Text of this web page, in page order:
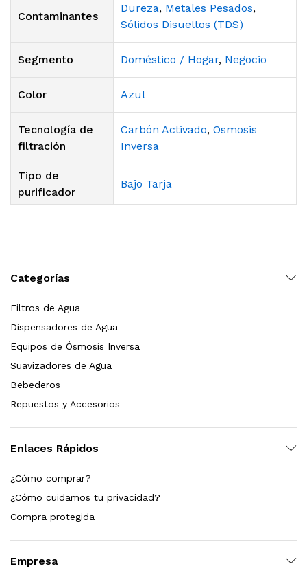
Contaminantes
Dureza, Metales Pesados,
Sólidos Disueltos (TDS)
Segmento Doméstico / Hogar, Negocio
Color Azul
Tecnología de
filtración
Carbón Activado, Osmosis
Inversa
Tipo de
purificador
Bajo Tarja
Categorías
Filtros de Agua
Dispensadores de Agua
Equipos de Ósmosis Inversa
Suavizadores de Agua
Bebederos
Repuestos y Accesorios
Enlaces Rápidos
¿Cómo comprar?
¿Cómo cuidamos tu privacidad?
Compra protegida
Empresa